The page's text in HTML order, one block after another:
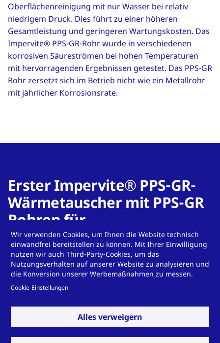
Oberflächenreinigung mit nur Wasser bei relativ
niedrigem Druck. Dies führt zu einer höheren
Gesamtleistung und geringeren Wartungskosten. Das
Impervite® PPS-GR-Rohr wurde in verschiedenen
korrosiven Säureströmen bei hohen Temperaturen
mit hervorragenden Ergebnissen getestet. Das PPS-GR
Rohr zersetzt sich im Betrieb nicht wie ein Metallrohr
mit jährlicher Korrosionsrate.
Erster Impervite® PPS-GR-
Wärmetauscher mit PPS-GR
Rohren für
Bodensanierungsanwendun
gen ist seit Ende 2022 in
Betrieb
Wir verwenden Cookies, um Ihnen die Website technisch
einwandfrei bereitstellen zu können. Mit Ihrer Einwilligung
nutzen wir auch Third-Party-Cookies, um das
Nutzungsverhalten auf unserer Website zu analysieren und
die Konversion unserer Werbemaßnahmen zu messen.
Cookie-Einstellungen
Alles verweigern